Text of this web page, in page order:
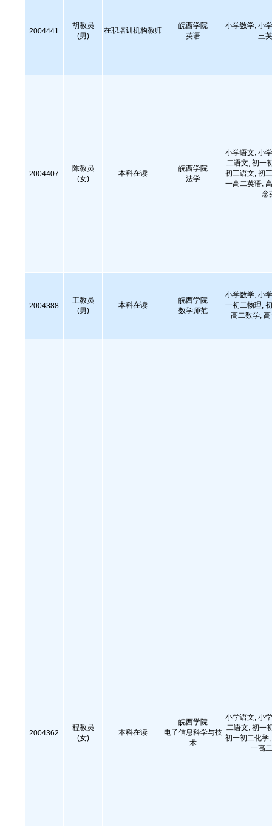
2004441
胡教员
(男)
在职培训机构教师
皖西学院
英语
小学数学, 小
三
2004407
陈教员
(女)
本科在读
皖西学院
法学
小学语文, 小
二语文, 初一
初三语文, 初
一高二英语,
念
2004388
王教员
(男)
本科在读
皖西学院
数学师范
小学数学, 小
一初二物理,
高二数学,
2004362
程教员
(女)
本科在读
皖西学院
电子信息科学与技
术
小学语文, 小
二语文, 初一
初一初二化学
一高